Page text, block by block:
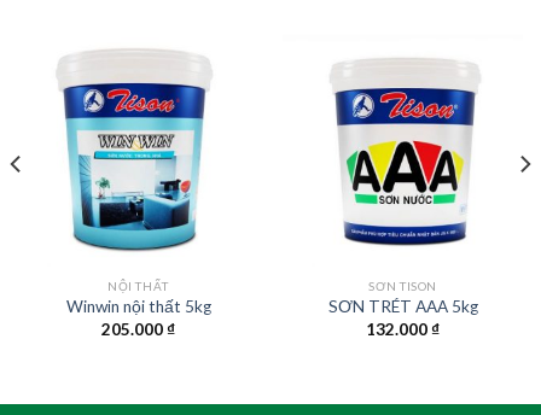
NỘI THẤT
Winwin nội thất 5kg
205.000₫
SƠN TISON
SƠN TRÉT AAA 5kg
132.000₫